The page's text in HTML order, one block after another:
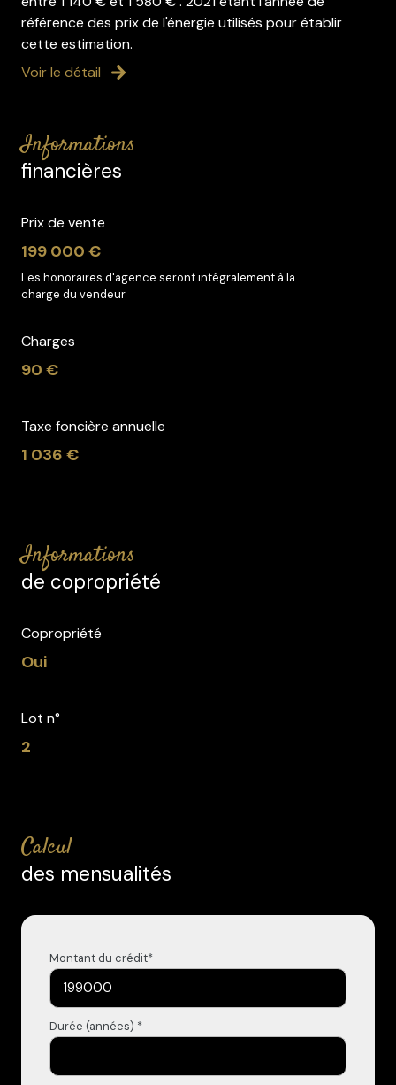
référence des prix de l'énergie utilisés pour établir
cette estimation.
Voir le détail
informations
financières
Prix de vente
199 000 €
Les honoraires d'agence seront intégralement à la
charge du vendeur
Charges
90 €
Taxe foncière annuelle
1 036 €
informations
de copropriété
Copropriété
Oui
Lot n°
2
calcul
des mensualités
Montant du crédit*
Durée (années) *